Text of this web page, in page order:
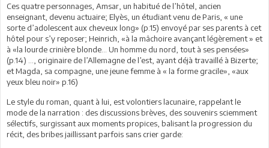
Ces quatre personnages, Amsar, un habitué de l’hôtel, ancien
enseignant, devenu actuaire; Elyès, un étudiant venu de Paris, « une
sorte d’adolescent aux cheveux long» (p.15) envoyé par ses parents à cet
hôtel pour s’y reposer; Heinrich, «à la mâchoire avançant légèrement » et
à «la lourde crinière blonde… Un homme du nord, tout à ses pensées»
(p.14) …, originaire de l’Allemagne de l’est, ayant déjà travaillé à Bizerte;
et Magda, sa compagne, une jeune femme à « la forme gracile», «aux
yeux bleu noir» p.16)
Le style du roman, quant à lui, est volontiers lacunaire, rappelant le
mode de la narration : des discussions brèves, des souvenirs sciemment
sélectifs, surgissant aux moments propices, balisant la progression du
récit, des bribes jaillissant parfois sans crier garde: